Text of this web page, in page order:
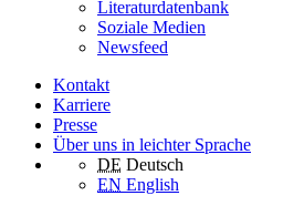
Literaturdatenbank
Soziale Medien
Newsfeed
Kontakt
Karriere
Presse
Über uns in leichter Sprache
DE Deutsch
EN English